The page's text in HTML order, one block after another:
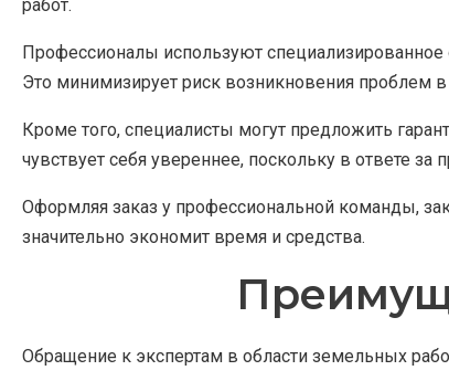
работ.
Профессионалы используют
Это минимизирует риск возникновения проблем
Кроме того, специалисты могут предложить
чувствует себя увереннее, поскольку в ответе
Оформляя заказ у профессиональной команды,
значительно экономит время и средства.
Обращение к экспертам в области земельных